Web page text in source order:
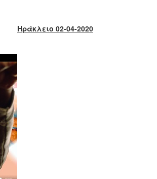
Ηράκλειο 02-04-2020